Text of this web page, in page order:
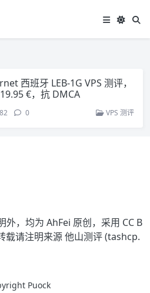
西班牙 LEB-1G VPS 测评，
€，抗 DMCA
0 VPS 测评
外，均为 AhFei 原创，采用 CC B
载请注明来源他山测评 (tashcp.
Puock